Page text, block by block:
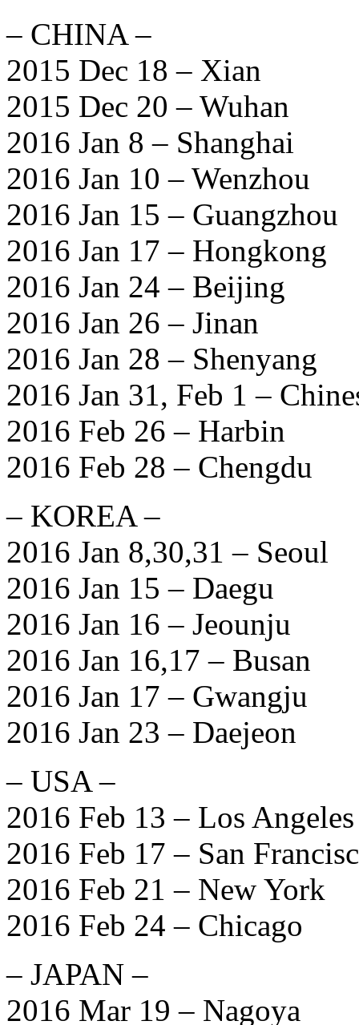
– CHINA –
2015 Dec 18 – Xian
2015 Dec 20 – Wuhan
2016 Jan 8 – Shanghai
2016 Jan 10 – Wenzhou
2016 Jan 15 – Guangzhou
2016 Jan 17 – Hongkong
2016 Jan 24 – Beijing
2016 Jan 26 – Jinan
2016 Jan 28 – Shenyang
2016 Jan 31, Feb 1 –
2016 Feb 26 – Harbin
2016 Feb 28 – Chengdu
– KOREA –
2016 Jan 8,30,31 – Seoul
2016 Jan 15 – Daegu
2016 Jan 16 – Jeounju
2016 Jan 16,17 – Busan
2016 Jan 17 – Gwangju
2016 Jan 23 – Daejeon
– USA –
2016 Feb 13 – Los Angeles
2016 Feb 17 – San
2016 Feb 21 – New York
2016 Feb 24 – Chicago
– JAPAN –
2016 Mar 19 – Nagoya